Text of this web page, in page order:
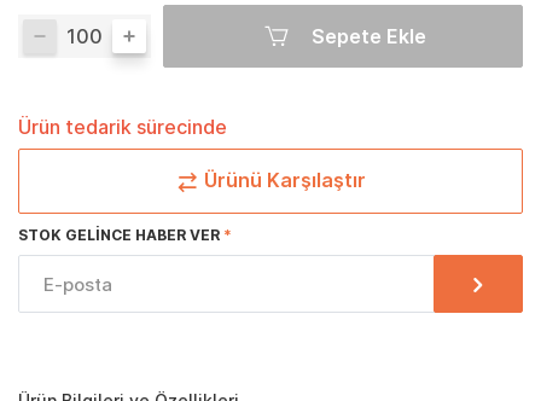
Sepete Ekle
Ürün tedarik sürecinde
Ürünü Karşılaştır
STOK GELINCE HABER VER